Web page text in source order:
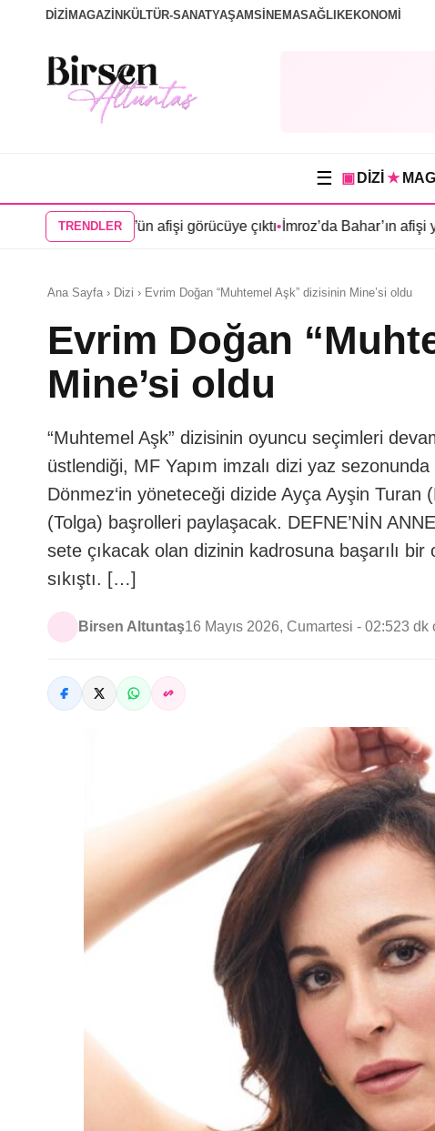
DİZİ MAGAZİN KÜLTÜR-SANATYAŞAMSİNEMASAĞLIKEKONOMİ
☰ ▣ DİZİ ★
TRENDLER
Köşk”ün afişi görücüye çıktı•İmroz’da Bahar’ın afişi yayınlandı
Ana Sayfa › Dizi › Evrim Doğan “Muhtemel Aşk” dizisinin Mine’si oldu
Evrim Doğan
Mine’si oldu
“Muhtemel Aşk” dizisinin oyuncu seçimleri
üstlendiği, MF Yapım imzalı dizi yaz
Dönmez‘in yöneteceği dizide Ayça Ayşin
(Tolga) başrolleri paylaşacak. DEFNE’NİN
sete çıkacak olan dizinin kadrosuna başarılı bir
sıkıştı. […]
Birsen Altuntaş16 Mayıs 2026, Cumartesi - 02:523 dk